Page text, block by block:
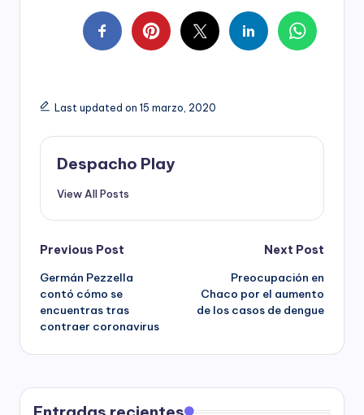
Last updated on 15 marzo, 2020
Despacho Play
View All Posts
Post
navigation
Previous Post
Germán Pezzella
contó cómo se
encuentras tras
contraer coronavirus
Next Post
Preocupación en
Chaco por el aumento
de los casos de dengue